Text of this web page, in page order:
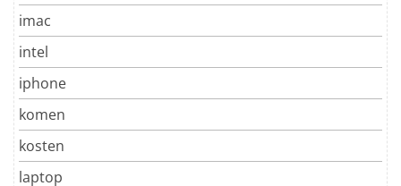
imac
intel
iphone
komen
kosten
laptop